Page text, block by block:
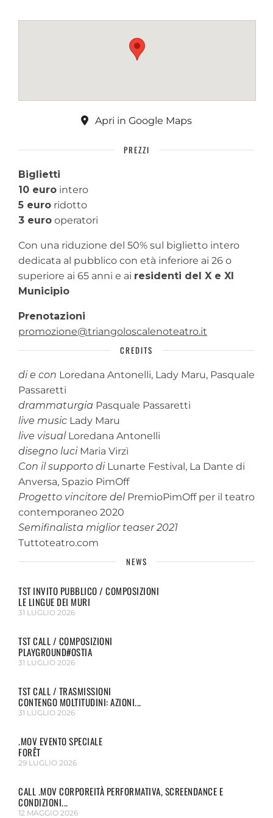
Apri in Google Maps
PREZZI
Biglietti
10 euro intero
5 euro ridotto
3 euro operatori
Con una riduzione del 50% sul biglietto intero
dedicata al pubblico con età inferiore ai 26 o
superiore ai 65 anni e ai residenti del X e XI
Municipio
Prenotazioni
promozione@triangoloscalenoteatro.it
CREDITS
di e con Loredana Antonelli, Lady Maru, Pasquale
Passaretti
drammaturgia Pasquale Passaretti
live music Lady Maru
live visualLoredana Antonelli
disegno luciMaria Virzì
Con il supporto di Lunarte Festival, La Dante di
Anversa, Spazio PimOff
Progetto vincitore delPremioPimOff per il teatro
contemporaneo 2020
Semifinalista miglior teaser 2021
Tuttoteatro.com
NEWS
TST INVITO PUBBLICO / COMPOSIZIONI
LE LINGUE DEI MURI
31 LUGLIO 2026
TST CALL / COMPOSIZIONI
PLAYGROUND#OSTIA
31 LUGLIO 2026
TST CALL / TRASMISSIONI
CONTENGO MOLTITUDINI: AZIONI...
31 LUGLIO 2026
.MOV EVENTO SPECIALE
FORÊT
29 LUGLIO 2026
CALL .MOV CORPOREITÀ PERFORMATIVA, SCREENDANCE E
CONDIZIONI...
12 MAGGIO 2026